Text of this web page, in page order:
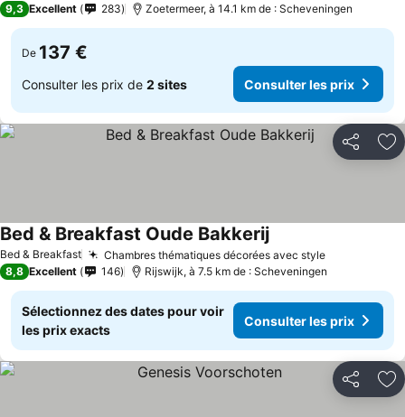
9,3 Excellent 283 Zoetermeer, à 14.1 km de : Scheveningen
De 137 €
Consulter les prix de 2 sites Consulter les prix
Partager
Bed & Breakfast Chambres thématiques décorées avec style
Bed & Breakfast Oude Bakkerij
8,8 Excellent 146 Rijswijk, à 7.5 km de : Scheveningen
Sélectionnez des dates pour voir
les prix exacts
Consulter les prix
Partager